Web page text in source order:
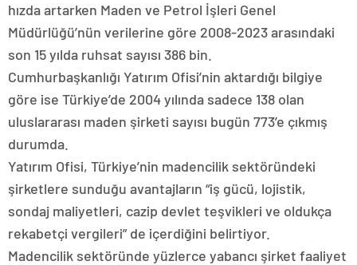
hızda artarken Maden ve Petrol İşleri Genel
Müdürlüğü’nün verilerine göre 2008-2023 arasındaki
son 15 yılda ruhsat sayısı 386 bin.
Cumhurbaşkanlığı Yatırım Ofisi’nin aktardığı bilgiye
göre ise Türkiye’de 2004 yılında sadece 138 olan
uluslararası maden şirketi sayısı bugün 773’e çıkmış
durumda.
Yatırım Ofisi, Türkiye’nin madencilik sektöründeki
şirketlere sunduğu avantajların “iş gücü, lojistik,
sondaj maliyetleri, cazip devlet teşvikleri ve oldukça
rekabetçi vergileri” de içerdiğini belirtiyor.
Madencilik sektöründe yüzlerce yabancı şirket faaliyet